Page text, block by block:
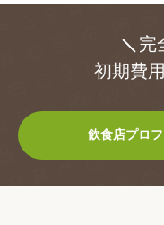
完
初期費
飲食店プロ